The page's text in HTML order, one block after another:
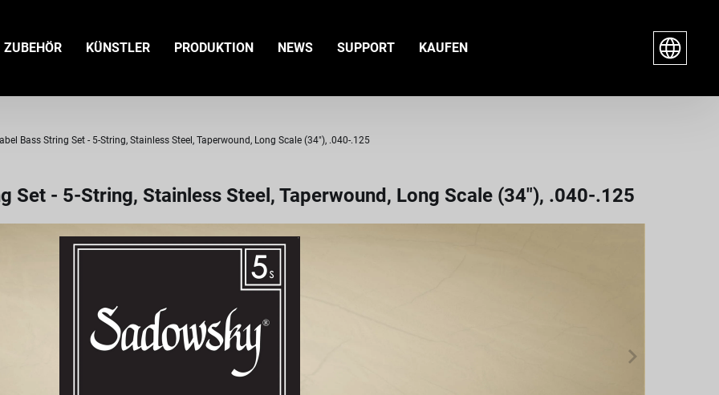
ZUBEHÖR KÜNSTLER PRODUKTION NEWS SUPPORT KAUFEN
Bass String Set - 5-String, Stainless Steel, Taperwound, Long Scale (34"), .040-.125
Set - 5-String, Stainless Steel, Taperwound, Long Scale (34"), .040-.125